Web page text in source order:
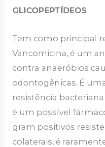
GLICOPEPTÍDEOS
Tem como principal
Vancomicina, é um
contra anaeróbios
odontogênicas. É
resistência
é um possível
gram positivos
colaterais, é